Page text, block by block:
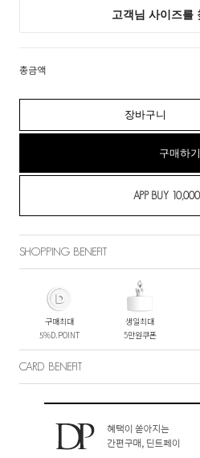
총금액
장바구니
구매하기
SHOPPING BENEFIT
구매최대
5%D.POINT
생일최대
5만원쿠폰
CARD BENEFIT